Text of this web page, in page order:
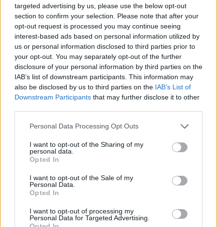
targeted advertising by us, please use the below opt-out
section to confirm your selection. Please note that after your
opt-out request is processed you may continue seeing
interest-based ads based on personal information utilized by
us or personal information disclosed to third parties prior to
your opt-out. You may separately opt-out of the further
disclosure of your personal information by third parties on the
IAB’s list of downstream participants. This information may
also be disclosed by us to third parties on the IAB’s List of
Downstream Participants that may further disclose it to other
Personal Data Processing Opt Outs
I want to opt-out of the Sharing of my
personal data.
Opted In
I want to opt-out of the Sale of my
Personal Data.
Opted In
I want to opt-out of processing my
Personal Data for Targeted Advertising.
Esim for Global|Esim for Europe
for Turkey|Esim for Germany|Esim for Greece|
for Asia|Esim for World Cup 2026
Esim for Saudi